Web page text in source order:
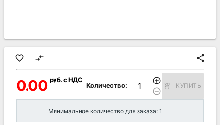
favorite_border compare_arrows share
0.00 руб. с НДС
Количество:
add_circle_outline
remove_circle_outline
add_shopping_cart КУПИТЬ
Минимальное количество для заказа: 1